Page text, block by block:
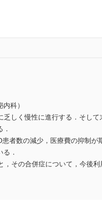
科）
しく慢性に進行する．そし
者数の減少，医療費の抑制
．
その合併症について，今後